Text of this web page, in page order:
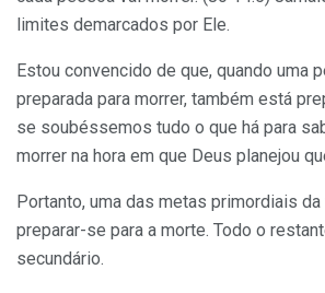
limites demarcados por Ele.
Estou convencido de que, quando uma
preparada para morrer, também está
se soubéssemos tudo o que há para
morrer na hora em que Deus planejou
Portanto, uma das metas primordiais
preparar-se para a morte. Todo o
secundário.